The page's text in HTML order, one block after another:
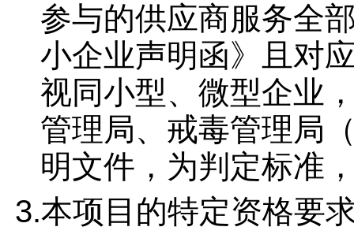
参与的供应商服务全
小企业声明函》且对
视同小型、微型企业
管理局、戒毒管理局
明文件，为判定标准
3.本项目的特定资格要